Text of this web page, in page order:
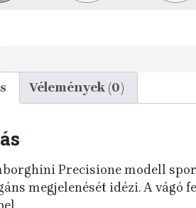
Vélemények (0)
Precisione modell
megjelenését idézi. A